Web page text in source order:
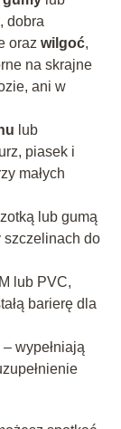
dobra
oraz wilgoć,
na skrajne
ani w
lub
piasek i
małych
lub gumą
szczelinach do
lub PVC,
barierę dla
wypełniają